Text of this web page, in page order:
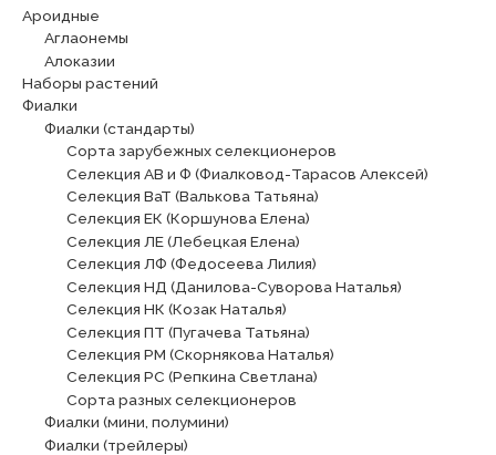
Ароидные
Аглаонемы
Алоказии
Наборы растений
Фиалки
Фиалки (стандарты)
Сорта зарубежных селекционеров
Селекция АВ и Ф (Фиалковод-Тарасов Алексей)
Селекция ВаТ (Валькова Татьяна)
Селекция ЕК (Коршунова Елена)
Селекция ЛЕ (Лебецкая Елена)
Селекция ЛФ (Федосеева Лилия)
Селекция НД (Данилова-Суворова Наталья)
Селекция НК (Козак Наталья)
Селекция ПТ (Пугачева Татьяна)
Селекция РМ (Скорнякова Наталья)
Селекция РС (Репкина Светлана)
Сорта разных селекционеров
Фиалки (мини, полумини)
Фиалки (трейлеры)